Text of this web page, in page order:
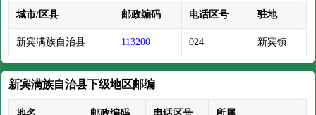
城市/区县 邮政编码 电话区号 驻地
新宾满族自治县 113200 024 新宾镇
新宾满族自治县下级地区邮编